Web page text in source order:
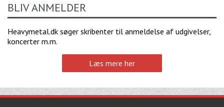
BLIV ANMELDER
Heavymetal.dk søger skribenter til anmeldelse af udgivelser,
koncerter m.m.
Læs mere her